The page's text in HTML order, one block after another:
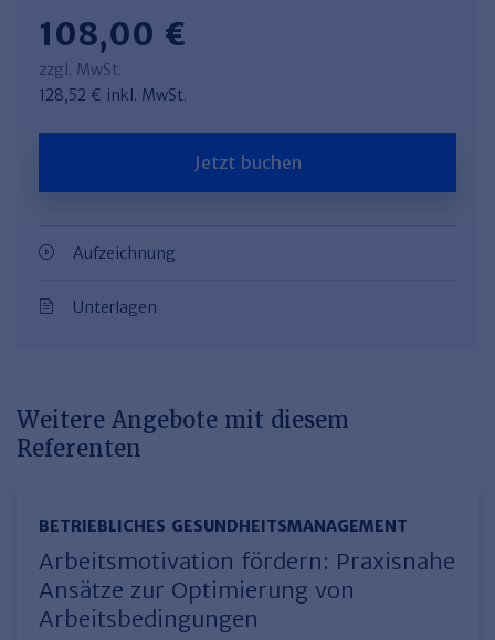
108,00 €
zzgl. MwSt.
128,52 € inkl. MwSt.
Jetzt buchen
Aufzeichnung
Unterlagen
Weitere Angebote mit diesem
Referenten
BETRIEBLICHES GESUNDHEITSMANAGEMENT
Arbeitsmotivation fördern: Praxisnahe
Ansätze zur Optimierung von
Arbeitsbedingungen